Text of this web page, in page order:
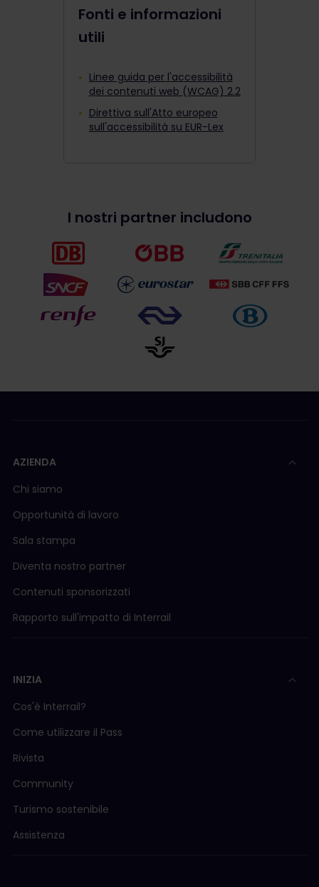
Fonti e informazioni
utili
Linee guida per l'accessibilità
dei contenuti web (WCAG) 2.2
Direttiva sull'Atto europeo
sull'accessibilità su EUR-Lex
I nostri partner includono
AZIENDA
Chi siamo
Opportunità di lavoro
Sala stampa
Diventa nostro partner
Contenuti sponsorizzati
Rapporto sull'impatto di Interrail
INIZIA
Cos'è Interrail?
Come utilizzare il Pass
Rivista
Community
Turismo sostenibile
Assistenza